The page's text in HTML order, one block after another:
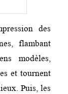
des
flambant
modèles,
et tournent
Puis, les